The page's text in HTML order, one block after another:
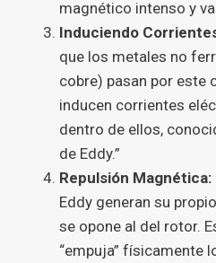
magnético intenso y
Induciendo
que los metales no
cobre) pasan por este
inducen corrientes
dentro de ellos,
de Eddy.”
Repulsión Magnética:
Eddy generan su
se opone al del rotor.
“empuja” físicamente